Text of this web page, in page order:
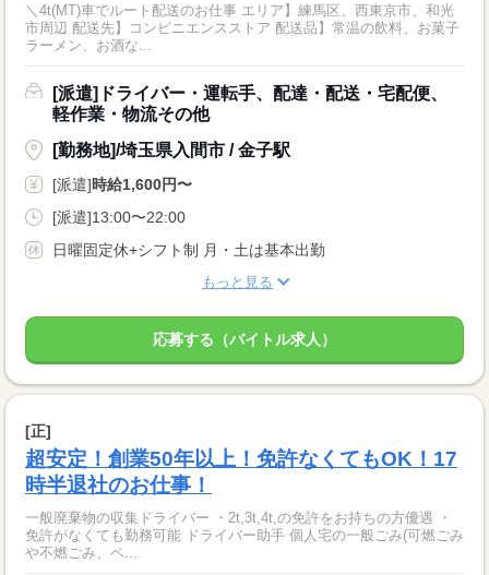
＼4t(MT)車でルート配送のお仕事 エリア】練馬区、西東京市、和光
市周辺 配送先】コンビニエンスストア 配送品】常温の飲料、お菓子
ラーメン、お酒な...
[派遣]ドライバー・運転手、配達・配送・宅配便、
軽作業・物流その他
[勤務地]/埼玉県入間市 / 金子駅
[派遣]時給1,600円〜
[派遣]13:00〜22:00
日曜固定休+シフト制 月・土は基本出勤
もっと見る
応募する（バイトル求人）
[正]
超安定！創業50年以上！免許なくてもOK！17
時半退社のお仕事！
一般廃棄物の収集ドライバー ・2t,3t,4t,の免許をお持ちの方優遇 ・
免許がなくても勤務可能 ドライバー助手 個人宅の一般ごみ(可燃ごみ
や不燃ごみ、ペ...